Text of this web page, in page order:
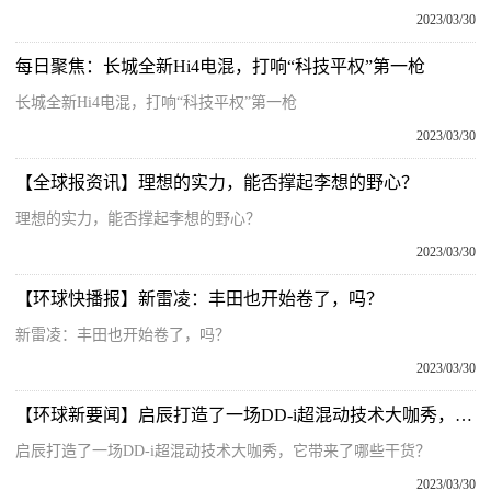
2023/03/30
每日聚焦：长城全新Hi4电混，打响“科技平权”第一枪
长城全新Hi4电混，打响“科技平权”第一枪
2023/03/30
【全球报资讯】理想的实力，能否撑起李想的野心？
理想的实力，能否撑起李想的野心？
2023/03/30
【环球快播报】新雷凌：丰田也开始卷了，吗？
新雷凌：丰田也开始卷了，吗？
2023/03/30
【环球新要闻】启辰打造了一场DD-i超混动技术大咖秀，它带来了哪些干货？
启辰打造了一场DD-i超混动技术大咖秀，它带来了哪些干货？
2023/03/30